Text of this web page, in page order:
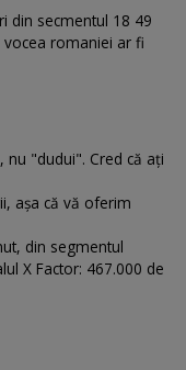
din secmentul 18 49
romaniei ar fi
nu "dudui". Cred că ați
așa că vă oferim
din segmentul
X Factor: 467.000 de